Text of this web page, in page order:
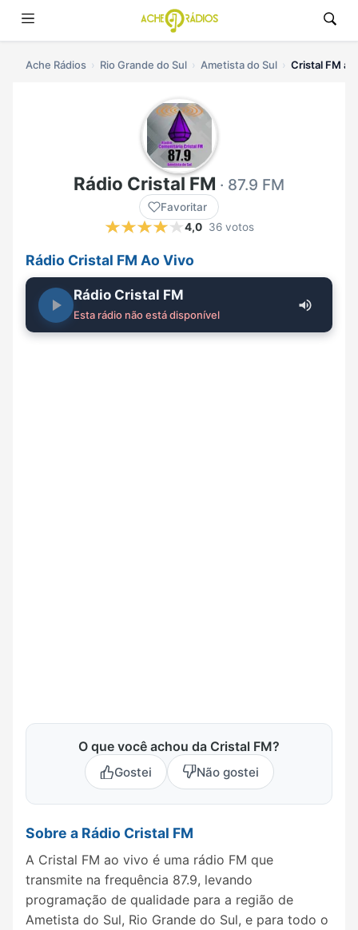
Ache Rádios Rio Grande do Sul Ametista do Sul Cristal FM ao
Rádio Cristal FM · 87.9 FM
Favoritar
4,0 36 votos
Rádio Cristal FM Ao Vivo
Rádio Cristal FM
Esta rádio não está disponível
O que você achou da Cristal FM?
Gostei Não gostei
Sobre a Rádio Cristal FM
A Cristal FM ao vivo é uma rádio FM que
transmite na frequência 87.9, levando
programação de qualidade para a região de
Ametista do Sul, Rio Grande do Sul, e para todo o